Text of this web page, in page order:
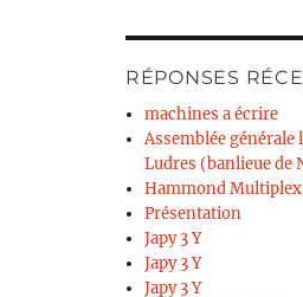
RÉPONSES
machines a écrire
Assemblée générale
Ludres (banlieue de
Hammond Multiplex
Présentation
Japy 3 Y
Japy 3 Y
Japy 3 Y